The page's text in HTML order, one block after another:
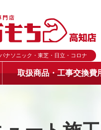
ナソニック・東芝・日立・コロナ
取扱商品・工事交換費